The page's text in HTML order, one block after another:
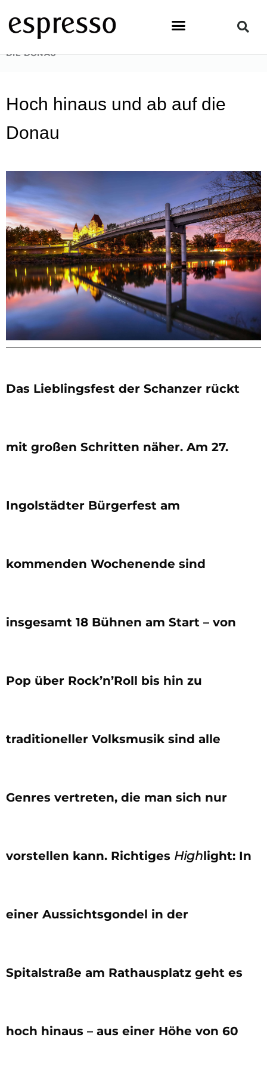
Inhalt
springen
STARTSEITE
DIE DONAU
Hoch hinaus und ab auf die
Donau
Das Lieblingsfest der Schanzer rückt
mit großen Schritten näher. Am 27.
Ingolstädter Bürgerfest am
kommenden Wochenende sind
insgesamt 18 Bühnen am Start – von
Pop über Rock’n’Roll bis hin zu
traditioneller Volksmusik sind alle
Genres vertreten, die man sich nur
vorstellen kann. Richtiges Highlight: In
einer Aussichtsgondel in der
Spitalstraße am Rathausplatz geht es
hoch hinaus – aus einer Höhe von 60